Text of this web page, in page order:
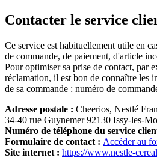
Contacter le service
Ce service est habituellement utile en
de commande, de paiement, d'article
Pour optimiser sa prise de contact, par
réclamation, il est bon de connaître les
de sa commande : numéro de
Adresse postale : Cheerios, Nestlé
34-40 rue Guynemer 92130 Issy-les-
Numéro de téléphone du service
Formulaire de contact : Accéder au
Site internet : https://www.nestle-